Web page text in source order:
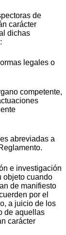
de
carácter
dichas
legales o
competente,
abreviadas a
e investigación
objeto cuando
de manifiesto
por el
a juicio de los
de aquellas
carácter